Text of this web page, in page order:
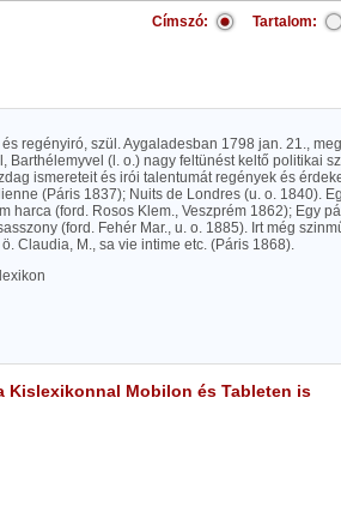
Címszó: Tartalom:
regényiró, szül. Aygaladesban 1798 jan. 21.,
Barthélemyvel (l. o.) nagy feltünést keltő politikai
ismereteit és irói talentumát regények és
(Páris 1837); Nuits de Londres (u. o. 1840).
harca (ford. Rosos Klem., Veszprém 1862); Egy
(ford. Fehér Mar., u. o. 1885). Irt még
Claudia, M., sa vie intime etc. (Páris 1868).
Kislexikonnal Mobilon és Tableten is